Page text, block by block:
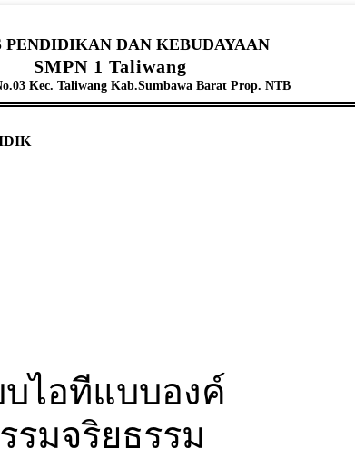
PENDIDIKAN DAN KEBUDAYAAN
SMPN 1 Taliwang
Kec. Taliwang Kab.Sumbawa Barat Prop. NTB
บไอทีแบบองค์
รมจริยธรรม